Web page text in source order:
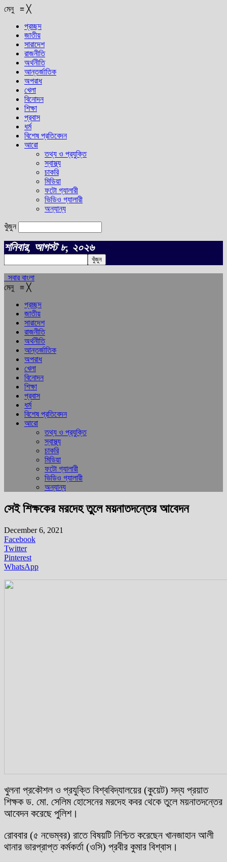
মেনু ≡ ╳
প্রচ্ছদ
জাতীয়
সারাদেশ
রাজনীতি
অর্থনীতি
আন্তর্জাতিক
অপরাধ
খেলা
বিনোদন
শিক্ষা
প্রবাস
ধর্ম
বিশেষ প্রতিবেদন
আরো
তথ্য ও প্রযুক্তি
স্বাস্থ্য
চাকরি
মিডিয়া
ফটো গ্যালারী
ভিডিও গ্যালারী
অন্যান্য
খুঁজুন
শনিবার, আগস্ট ৮, ২০২৬
সবার বাংলা
মেনু ≡ ╳
প্রচ্ছদ
জাতীয়
সারাদেশ
রাজনীতি
অর্থনীতি
আন্তর্জাতিক
অপরাধ
খেলা
বিনোদন
শিক্ষা
প্রবাস
ধর্ম
বিশেষ প্রতিবেদন
আরো
তথ্য ও প্রযুক্তি
স্বাস্থ্য
চাকরি
মিডিয়া
ফটো গ্যালারী
ভিডিও গ্যালারী
অন্যান্য
সেই শিক্ষকের মরদেহ তুলে ময়নাতদন্তের আবেদন
December 6, 2021
Facebook
Twitter
Pinterest
WhatsApp
খুলনা প্রকৌশল ও প্রযুক্তি বিশ্ববিদ্যালয়ের (কুয়েট) সদ্য প্রয়াত
শিক্ষক ড. মো. সেলিম হোসেনের মরদেহ কবর থেকে তুলে ময়নাতদন্তের
আবেদন করেছে পুলিশ।
রোববার (৫ নভেম্বর) রাতে বিষয়টি নিশ্চিত করেছেন খানজাহান আলী
থানার ভারপ্রাপ্ত কর্মকর্তা (ওসি) প্রবীর কুমার বিশ্বাস।